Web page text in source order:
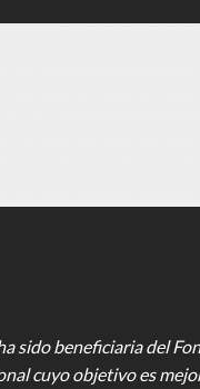
sido beneficiaria del
cuyo objetivo es